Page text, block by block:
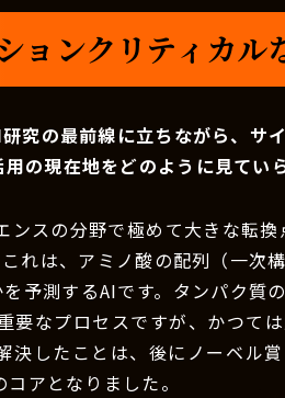
ョンクリティカ
究の最前線に立ちながら、サ
の現在地をどのように見てい
ンスの分野で極めて大きな転
れは、アミノ酸の配列（一次
予測するAIです。タンパク質
要なプロセスですが、かつて
決したことは、後にノーベル
アとなりました。